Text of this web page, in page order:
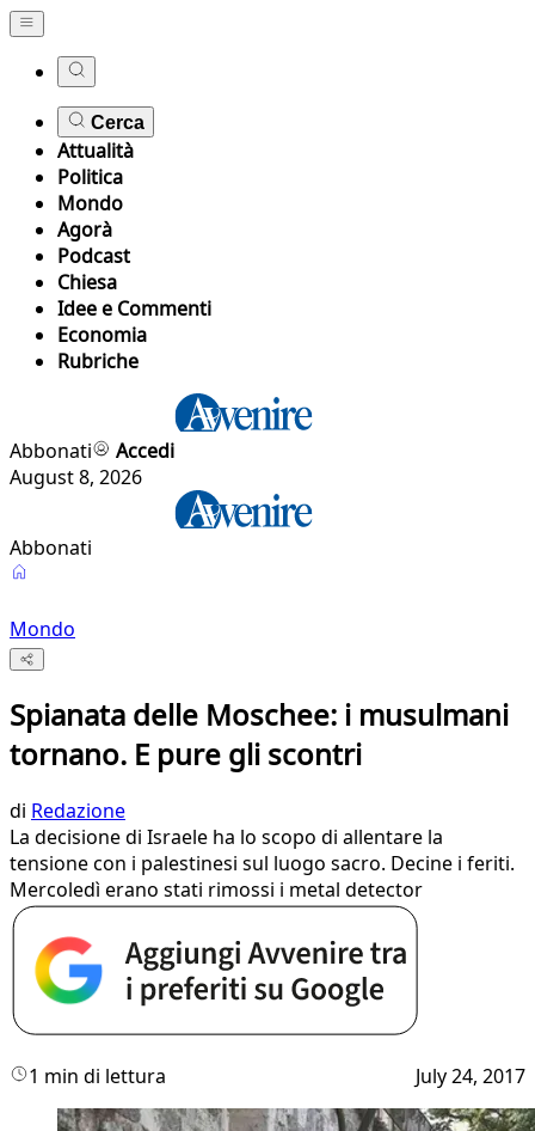
Cerca
Attualità
Politica
Mondo
Agorà
Podcast
Chiesa
Idee e Commenti
Economia
Rubriche
Abbonati
Accedi
August 8, 2026
Abbonati
Mondo
Spianata delle Moschee: i musulmani
tornano. E pure gli scontri
di Redazione
La decisione di Israele ha lo scopo di allentare la
tensione con i palestinesi sul luogo sacro. Decine i feriti.
Mercoledì erano stati rimossi i metal detector
1 min di lettura July 24, 2017